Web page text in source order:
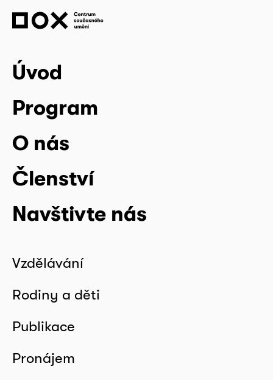
Úvod
Program
O nás
Členství
Navštivte nás
Vzdělávání
Rodiny a děti
Publikace
Pronájem